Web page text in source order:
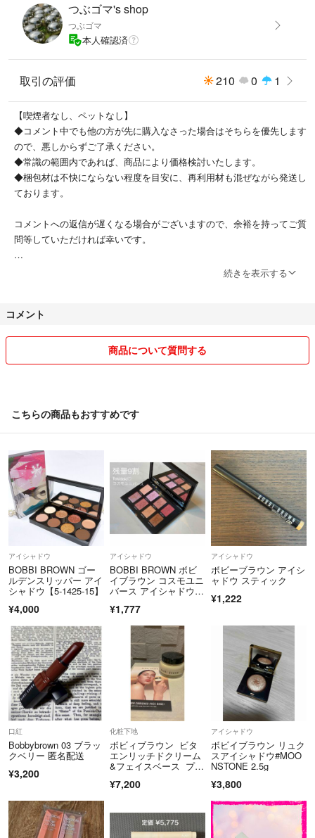
つぶゴマ's shop
つぶゴマ
本人確認済
取引の評価 210 0 1
【喫煙者なし、ペットなし】
◆コメント中でも他の方が先に購入なさった場合はそちらを優先します
ので、悪しからずご了承ください。
◆常識の範囲内であれば、商品により価格検討いたします。
◆梱包材は不快にならない程度を目安に、再利用材も混ぜながら発送し
ております。
コメントへの返信が遅くなる場合がございますので、余裕を持ってご質
問等していただければ幸いです。
可能な限りなるべく迅速かつ気持ちのよいお取引ができるよう心がけま
続きを表示する
コメント
商品について質問する
こちらの商品もおすすめです
アイシャドウ
BOBBI BROWN ゴー
ルデンスリッパー アイ
シャドウ【5-1425-15】
¥4,000
アイシャドウ
BOBBI BROWN ボビ
イブラウン コスモユニ
バース アイシャドウパ
¥1,777
アイシャドウ
ボビーブラウン アイシ
ャドウ スティック
¥1,222
口紅
Bobbybrown 03 ブラッ
クベリー 匿名配送
¥3,200
化粧下地
ボビィブラウン ビタ
エンリッチドクリーム
&フェイスベース プラ
¥7,200
アイシャドウ
ボビイブラウン リュク
スアイシャドウ#MOO
NSTONE 2.5g
¥3,800